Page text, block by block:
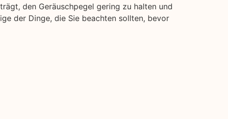
den Geräuschpegel gering zu halten und
der Dinge, die Sie beachten sollten, bevor